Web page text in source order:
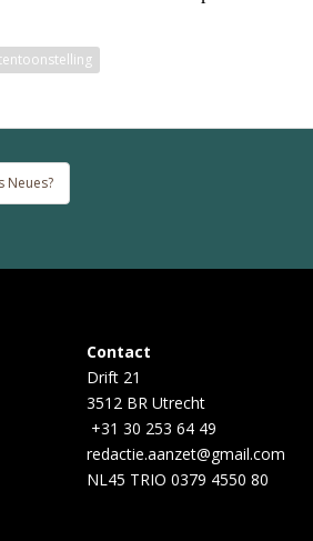
Neues?
Contact
Drift 21
3512 BR Utrecht
+31 30 253 64 49
redactie.aanzet@gmail.com
NL45 TRIO 0379 4550 80